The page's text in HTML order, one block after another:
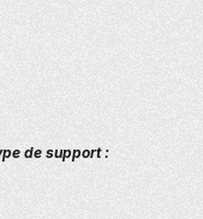
de support :